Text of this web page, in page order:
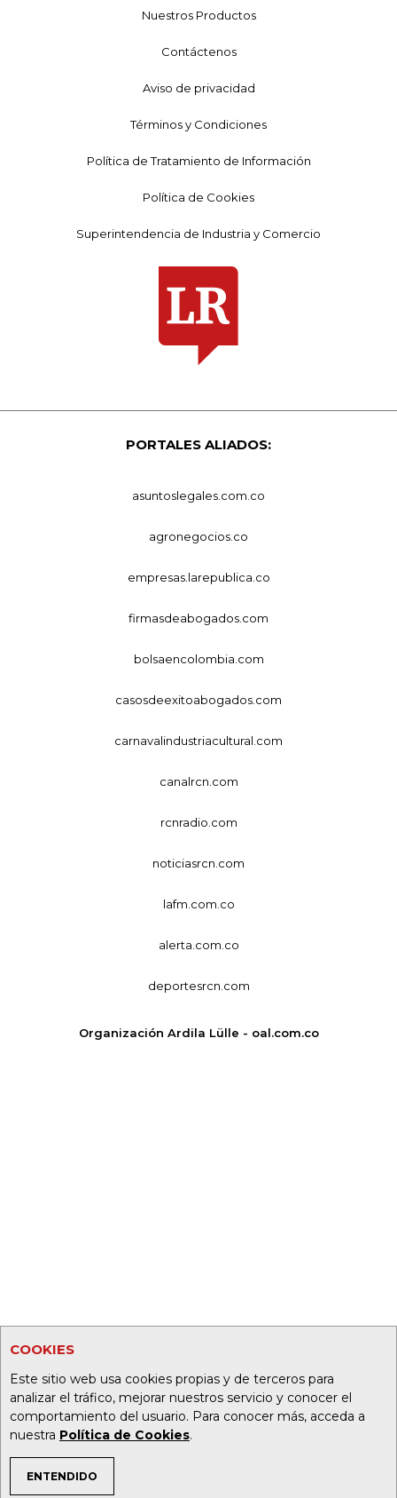
COOKIES
Este sitio web usa cookies propias y de terceros para
analizar el tráfico, mejorar nuestros servicio y conocer el
comportamiento del usuario. Para conocer más, acceda a
nuestra Política de Cookies.
ENTENDIDO
TEMAS DE INTERÉS
Nuestros Productos
Contáctenos
Aviso de privacidad
Términos y Condiciones
Política de Tratamiento de Información
Política de Cookies
Superintendencia de Industria y Comercio
PORTALES ALIADOS:
asuntoslegales.com.co
agronegocios.co
empresas.larepublica.co
firmasdeabogados.com
bolsaencolombia.com
casosdeexitoabogados.com
carnavalindustriacultural.com
canalrcn.com
rcnradio.com
noticiasrcn.com
lafm.com.co
alerta.com.co
deportesrcn.com
Organización Ardila Lülle - oal.com.co